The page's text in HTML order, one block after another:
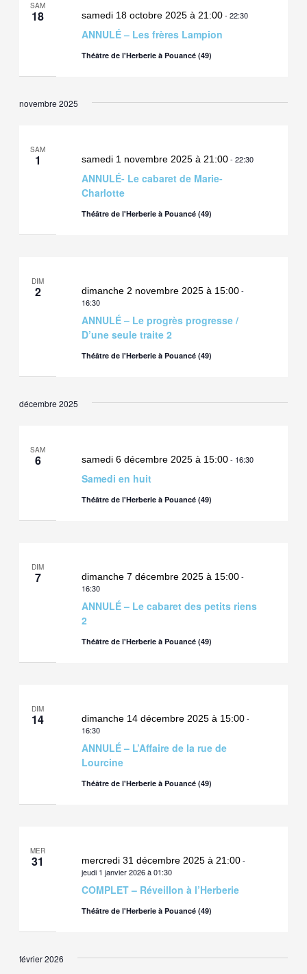
SAM
18
ANNULÉ – Les frères Lampion
samedi 18 octobre 2025 à 21:00-22:30
Théâtre de l'Herberie à Pouancé (49)
novembre 2025
SAM
1
ANNULÉ- Le cabaret de Marie-
Charlotte
samedi 1 novembre 2025 à 21:00-22:30
Théâtre de l'Herberie à Pouancé (49)
DIM
2
ANNULÉ – Le progrès progresse /
D’une seule traite 2
dimanche 2 novembre 2025 à 15:00-
16:30
Théâtre de l'Herberie à Pouancé (49)
décembre 2025
SAM
6
Samedi en huit
samedi 6 décembre 2025 à 15:00- 16:30
Théâtre de l'Herberie à Pouancé (49)
DIM
7
ANNULÉ – Le cabaret des petits riens
2
dimanche 7 décembre 2025 à 15:00-
16:30
Théâtre de l'Herberie à Pouancé (49)
DIM
14
ANNULÉ – L’Affaire de la rue de
Lourcine
dimanche 14 décembre 2025 à 15:00-
16:30
Théâtre de l'Herberie à Pouancé (49)
MER
31
COMPLET – Réveillon à l’Herberie
mercredi 31 décembre 2025 à 21:00-
jeudi 1 janvier 2026 à 01:30
Théâtre de l'Herberie à Pouancé (49)
février 2026